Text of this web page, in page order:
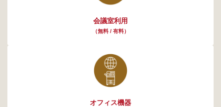
会議室利用
（無料 / 有料）
オフィス機器